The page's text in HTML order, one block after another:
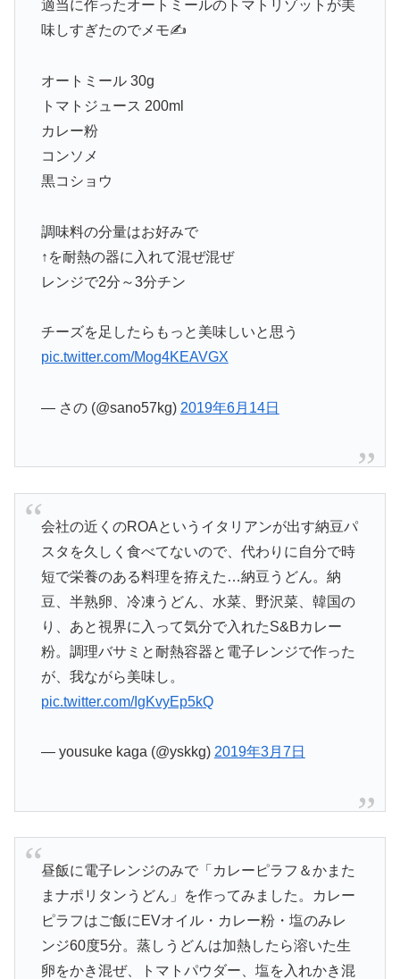
適当に作ったオートミールのトマトリゾットが美
味しすぎたのでメモ✍
オートミール 30g
トマトジュース 200ml
カレー粉
コンソメ
黒コショウ
調味料の分量はお好みで
↑を耐熱の器に入れて混ぜ混ぜ
レンジで2分～3分チン
チーズを足したらもっと美味しいと思う
pic.twitter.com/Mog4KEAVGX
— さの (@sano57kg) 2019年6月14日
会社の近くのROAというイタリアンが出す納豆パ
スタを久しく食べてないので、代わりに自分で時
短で栄養のある料理を拵えた…納豆うどん。納
豆、半熟卵、冷凍うどん、水菜、野沢菜、韓国の
り、あと視界に入って気分で入れたS&Bカレー
粉。調理バサミと耐熱容器と電子レンジで作った
が、我ながら美味し。
pic.twitter.com/IgKvyEp5kQ
— yousuke kaga (@yskkg) 2019年3月7日
昼飯に電子レンジのみで「カレーピラフ＆かまた
まナポリタンうどん」を作ってみました。カレー
ピラフはご飯にEVオイル・カレー粉・塩のみレ
ンジ60度5分。蒸しうどんは加熱したら溶いた生
卵をかき混ぜ、トマトパウダー、塩を入れかき混